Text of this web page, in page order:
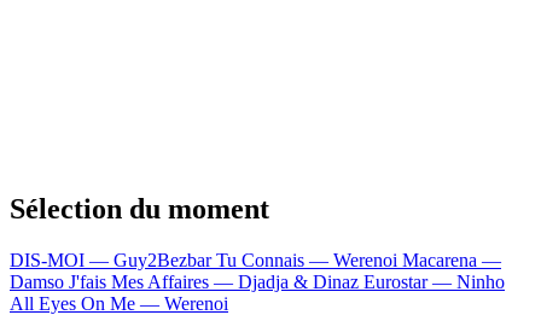
Sélection du moment
DIS-MOI — Guy2BezbarTu Connais — Werenoi Macarena —
Damso J'fais Mes Affaires — Djadja & Dinaz Eurostar — Ninho
All Eyes On Me — Werenoi